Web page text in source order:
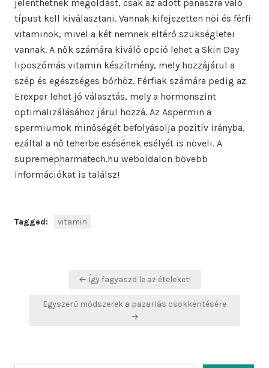
jelenthetnek megoldást, csak az adott panaszra való
típust kell kiválasztani. Vannak kifejezetten női és férfi
vitaminok, mivel a két nemnek eltérő szükségletei
vannak. A nők számára kiváló opció lehet a Skin Day
liposzómás vitamin készítmény, mely hozzájárul a
szép és egészséges bőrhöz. Férfiak számára pedig az
Erexper lehet jó választás, mely a hormonszint
optimalizálásához járul hozzá. Az Aspermin a
spermiumok minőségét befolyásolja pozitív irányba,
ezáltal a nő teherbe esésének esélyét is növeli. A
supremepharmatech.hu weboldalon bővebb
információkat is találsz!
Tagged: vitamin
Bejegyzés← Így fagyaszd le az ételeket!
Egyszerű módszerek a pazarlás csökkentésére
→